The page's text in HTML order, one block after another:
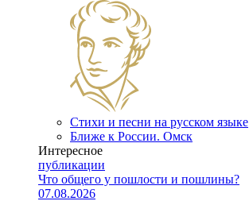
Стихи и песни на русском языке
Ближе к России. Омск
Интересное
публикации
Что общего у пошлости и пошлины?
07.08.2026